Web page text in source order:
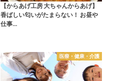
【からあげ工房 大ちゃんからあげ】
香ばしい匂いがたまらない！ お昼や
仕事…
医療・健康・介護